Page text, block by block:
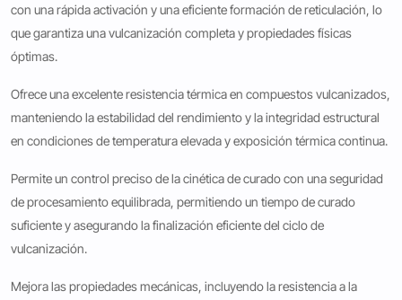
con una rápida activación y una eficiente formación de reticulación, lo
que garantiza una vulcanización completa y propiedades físicas
óptimas.
Ofrece una excelente resistencia térmica en compuestos vulcanizados,
manteniendo la estabilidad del rendimiento y la integridad estructural
en condiciones de temperatura elevada y exposición térmica continua.
Permite un control preciso de la cinética de curado con una seguridad
de procesamiento equilibrada, permitiendo un tiempo de curado
suficiente y asegurando la finalización eficiente del ciclo de
vulcanización.
Mejora las propiedades mecánicas, incluyendo la resistencia a la